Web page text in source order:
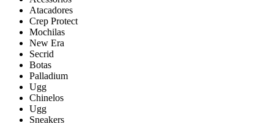
Atacadores
Crep Protect
Mochilas
New Era
Secrid
Botas
Palladium
Ugg
Chinelos
Ugg
Sneakers